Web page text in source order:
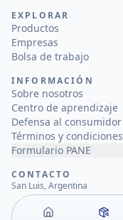
EXPLORAR
Productos
Empresas
Bolsa de trabajo
INFORMACIÓN
Sobre nosotros
Centro de aprendizaje
Defensa al consumidor
Términos y condiciones
Formulario PANE
CONTACTO
San Luis, Argentina